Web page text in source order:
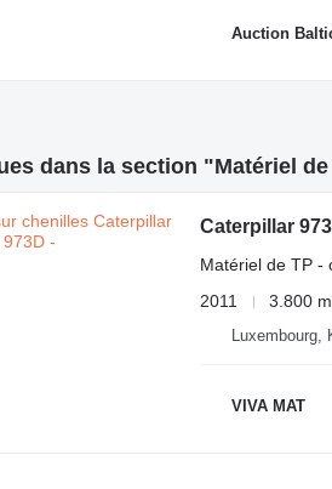
Auction
dans la section "Matériel de
Caterpillar
Matériel de TP -
2011
3.800
Luxembourg,
VIVA MAT